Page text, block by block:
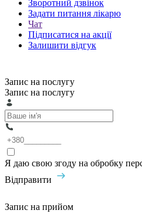
Зворотний дзвінок
Задати питання лікарю
Чат
Підписатися на акції
Залишити відгук
Запис на послугу
Запис на послугу
Я даю свою згоду на обробку
Відправити
Запис на прийом